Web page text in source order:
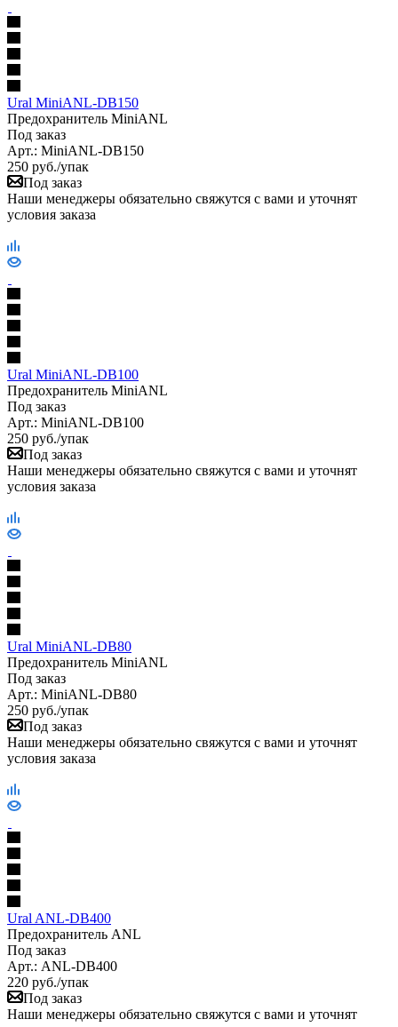
Ural MiniANL-DB150
Предохранитель MiniANL
Под заказ
Арт.: MiniANL-DB150
250 руб./упак
Под заказ
Наши менеджеры обязательно свяжутся с вами и уточнят
условия заказа
Ural MiniANL-DB100
Предохранитель MiniANL
Под заказ
Арт.: MiniANL-DB100
250 руб./упак
Под заказ
Наши менеджеры обязательно свяжутся с вами и уточнят
условия заказа
Ural MiniANL-DB80
Предохранитель MiniANL
Под заказ
Арт.: MiniANL-DB80
250 руб./упак
Под заказ
Наши менеджеры обязательно свяжутся с вами и уточнят
условия заказа
Ural ANL-DB400
Предохранитель ANL
Под заказ
Арт.: ANL-DB400
220 руб./упак
Под заказ
Наши менеджеры обязательно свяжутся с вами и уточнят